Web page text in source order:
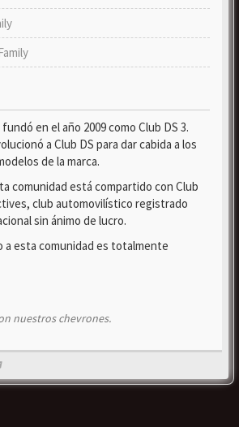
en el año 2009 como Club DS 3.
a Club DS para dar cabida a los
de la marca.
comunidad está compartido con Club
club automovilístico registrado
sin ánimo de lucro.
a esta comunidad es totalmente
nuestros chevrones.